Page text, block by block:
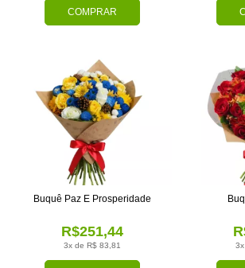
COMPRAR
3x de R$ 83,81
R$251,44
Buquê Paz E Prosperidade